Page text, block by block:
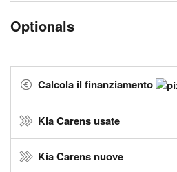
Optionals
Calcola il finanziamento
Kia Carens usate
Kia Carens nuove